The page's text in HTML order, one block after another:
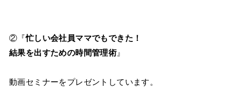
②『忙しい会社員ママでもできた！
結果を出すための時間管理術』
動画セミナーをプレゼントしています。